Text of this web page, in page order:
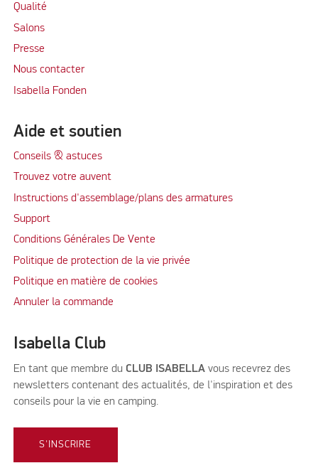
Qualité
Salons
Presse
Nous contacter
Isabella Fonden
Aide et soutien
Conseils & astuces
Trouvez votre auvent
Instructions d'assemblage/plans des armatures
Support
Conditions Générales De Vente
Politique de protection de la vie privée
Politique en matière de cookies
Annuler la commande
Isabella Club
En tant que membre du CLUB ISABELLA vous recevrez des
newsletters contenant des actualités, de l'inspiration et des
conseils pour la vie en camping.
S'INSCRIRE